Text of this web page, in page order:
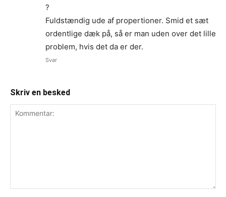
?
Fuldstændig ude af propertioner. Smid et sæt
ordentlige dæk på, så er man uden over det lille
problem, hvis det da er der.
Svar
Skriv en besked